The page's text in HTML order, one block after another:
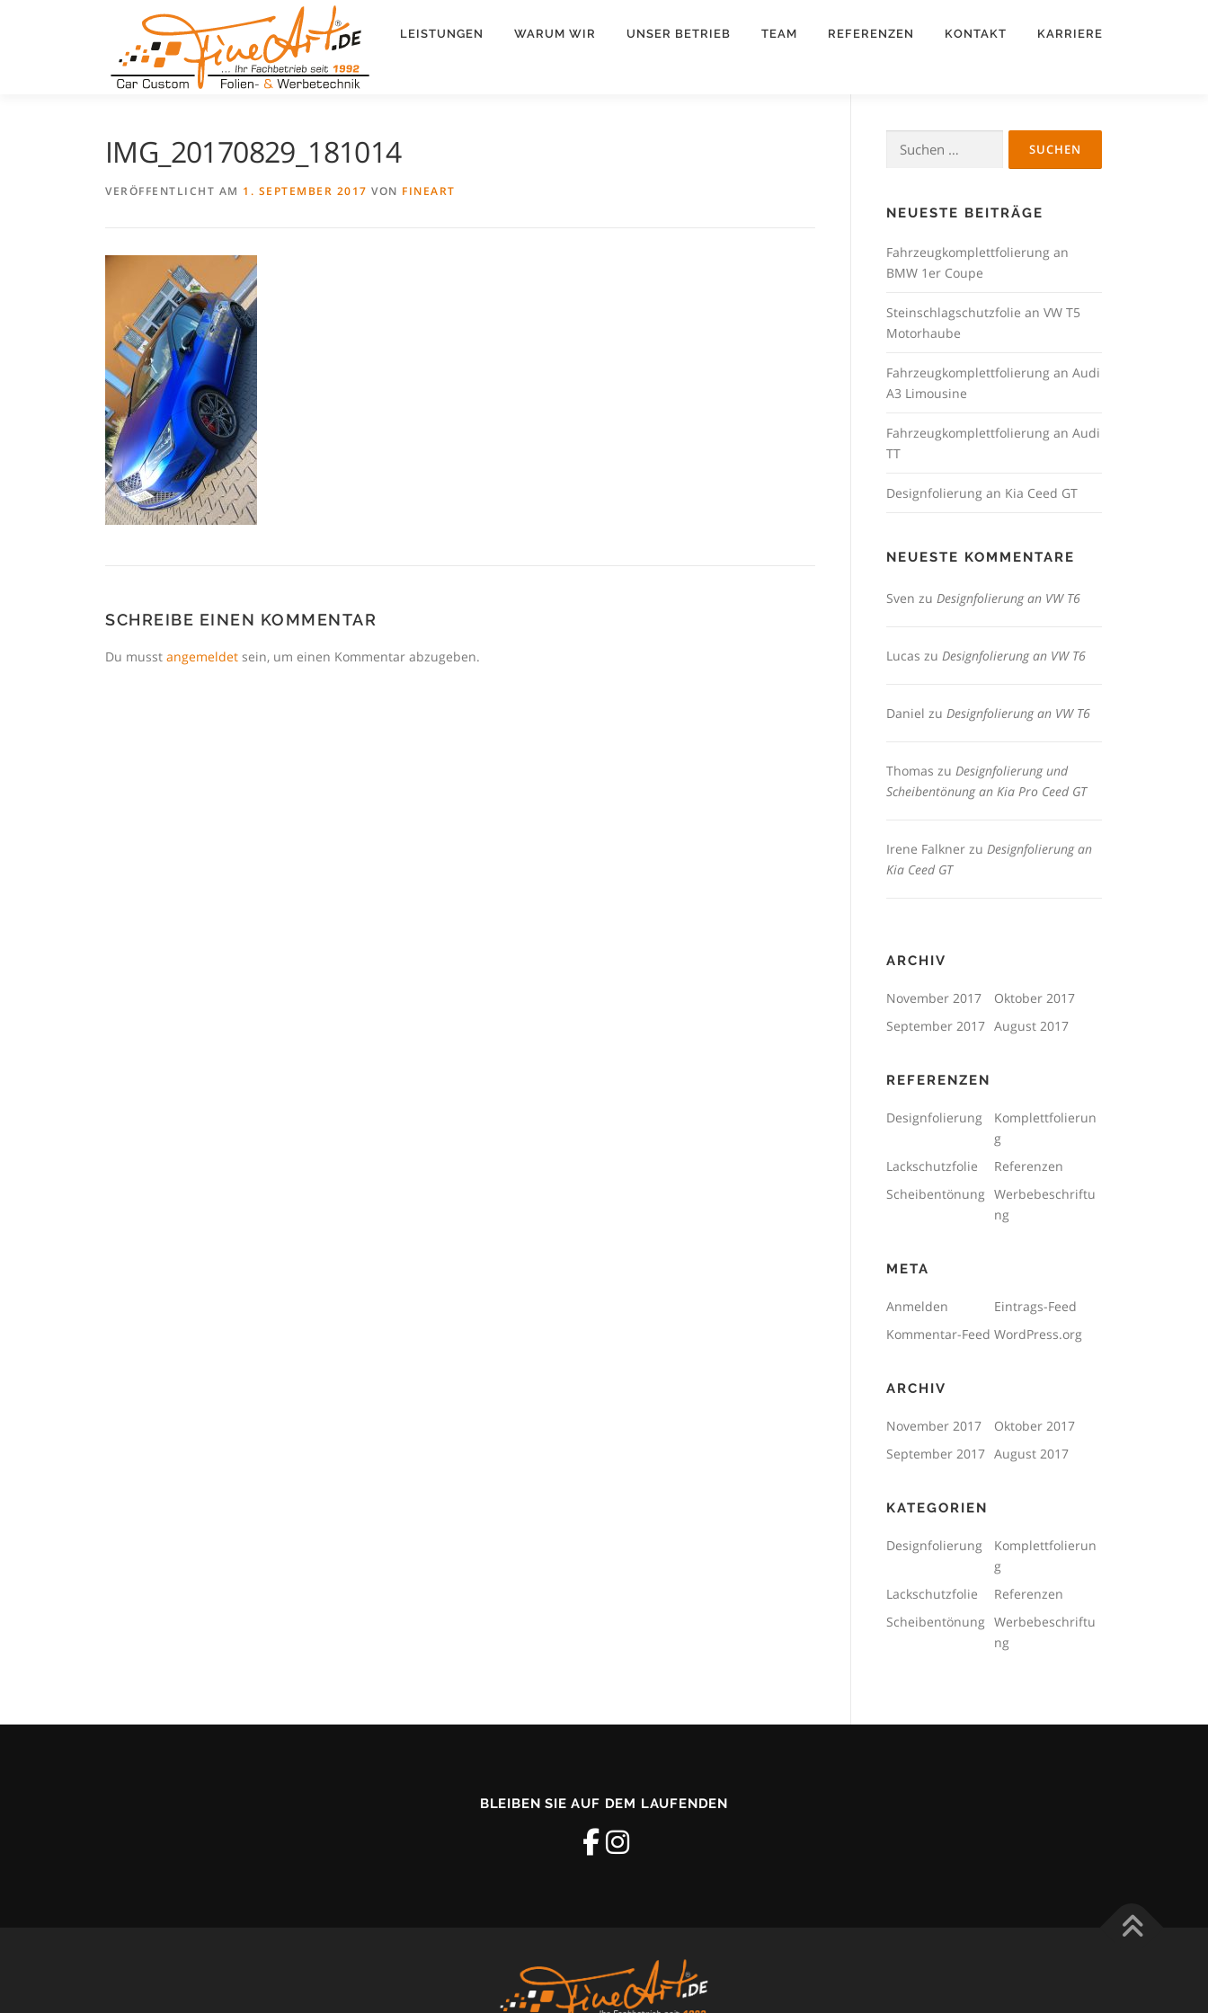
LEISTUNGEN WARUM WIR UNSER BETRIEB TEAM REFERENZEN KONTAKT KARRIERE
IMG_20170829_181014
VERÖFFENTLICHT AM 1. SEPTEMBER 2017 VON FINEART
SCHREIBE EINEN KOMMENTAR
Du musst angemeldet sein, um einen Kommentar abzugeben.
Suchen
nach:
NEUESTE BEITRÄGE
Fahrzeugkomplettfolierung an
BMW 1er Coupe
Steinschlagschutzfolie an VW T5
Motorhaube
Fahrzeugkomplettfolierung an Audi
A3 Limousine
Fahrzeugkomplettfolierung an Audi
TT
Designfolierung an Kia Ceed GT
NEUESTE KOMMENTARE
Sven zu Designfolierung an VW T6
Lucas zu Designfolierung an VW T6
Daniel zu Designfolierung an VW T6
Thomas zu Designfolierung und
Scheibentönung an Kia Pro Ceed GT
Irene Falkner zu Designfolierung an
Kia Ceed GT
ARCHIV
November 2017
Oktober 2017
September 2017 August 2017
REFERENZEN
Designfolierung
Komplettfolierun
g
Lackschutzfolie
Referenzen
Scheibentönung Werbebeschriftu
ng
META
Anmelden
Eintrags-Feed
Kommentar-Feed WordPress.org
ARCHIV
November 2017
Oktober 2017
September 2017 August 2017
KATEGORIEN
Designfolierung
Komplettfolierun
g
Lackschutzfolie
Referenzen
Scheibentönung Werbebeschriftu
ng
BLEIBEN SIE AUF DEM LAUFENDEN